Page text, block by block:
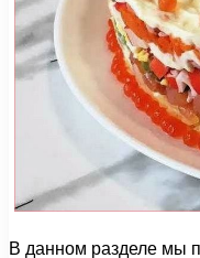
В данном разделе мы